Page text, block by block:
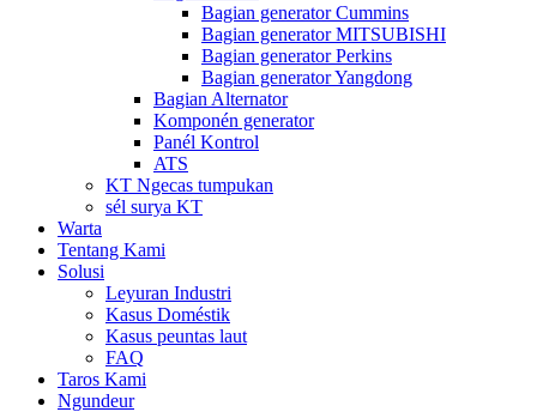
Bagian generator Cummins
Bagian generator MITSUBISHI
Bagian generator Perkins
Bagian generator Yangdong
Bagian Alternator
Komponén generator
Panél Kontrol
ATS
KT Ngecas tumpukan
sél surya KT
Warta
Tentang Kami
Solusi
Leyuran Industri
Kasus Doméstik
Kasus peuntas laut
FAQ
Taros Kami
Ngundeur